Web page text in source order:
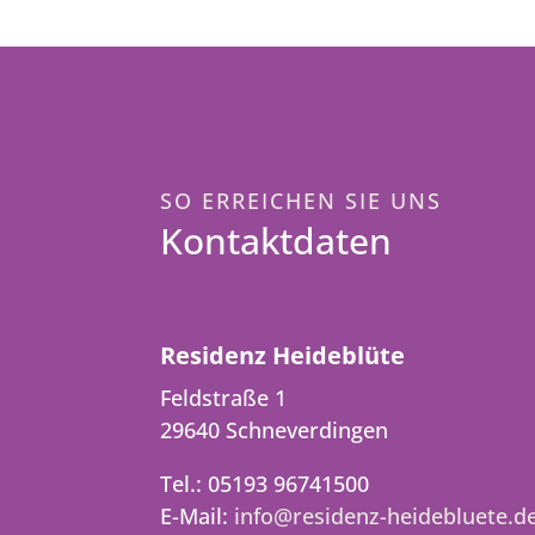
SO ERREICHEN SIE UNS
Kontaktdaten
Residenz Heideblüte
Feldstraße 1
29640 Schneverdingen
Tel.: 05193 96741500
E-Mail: info@residenz-